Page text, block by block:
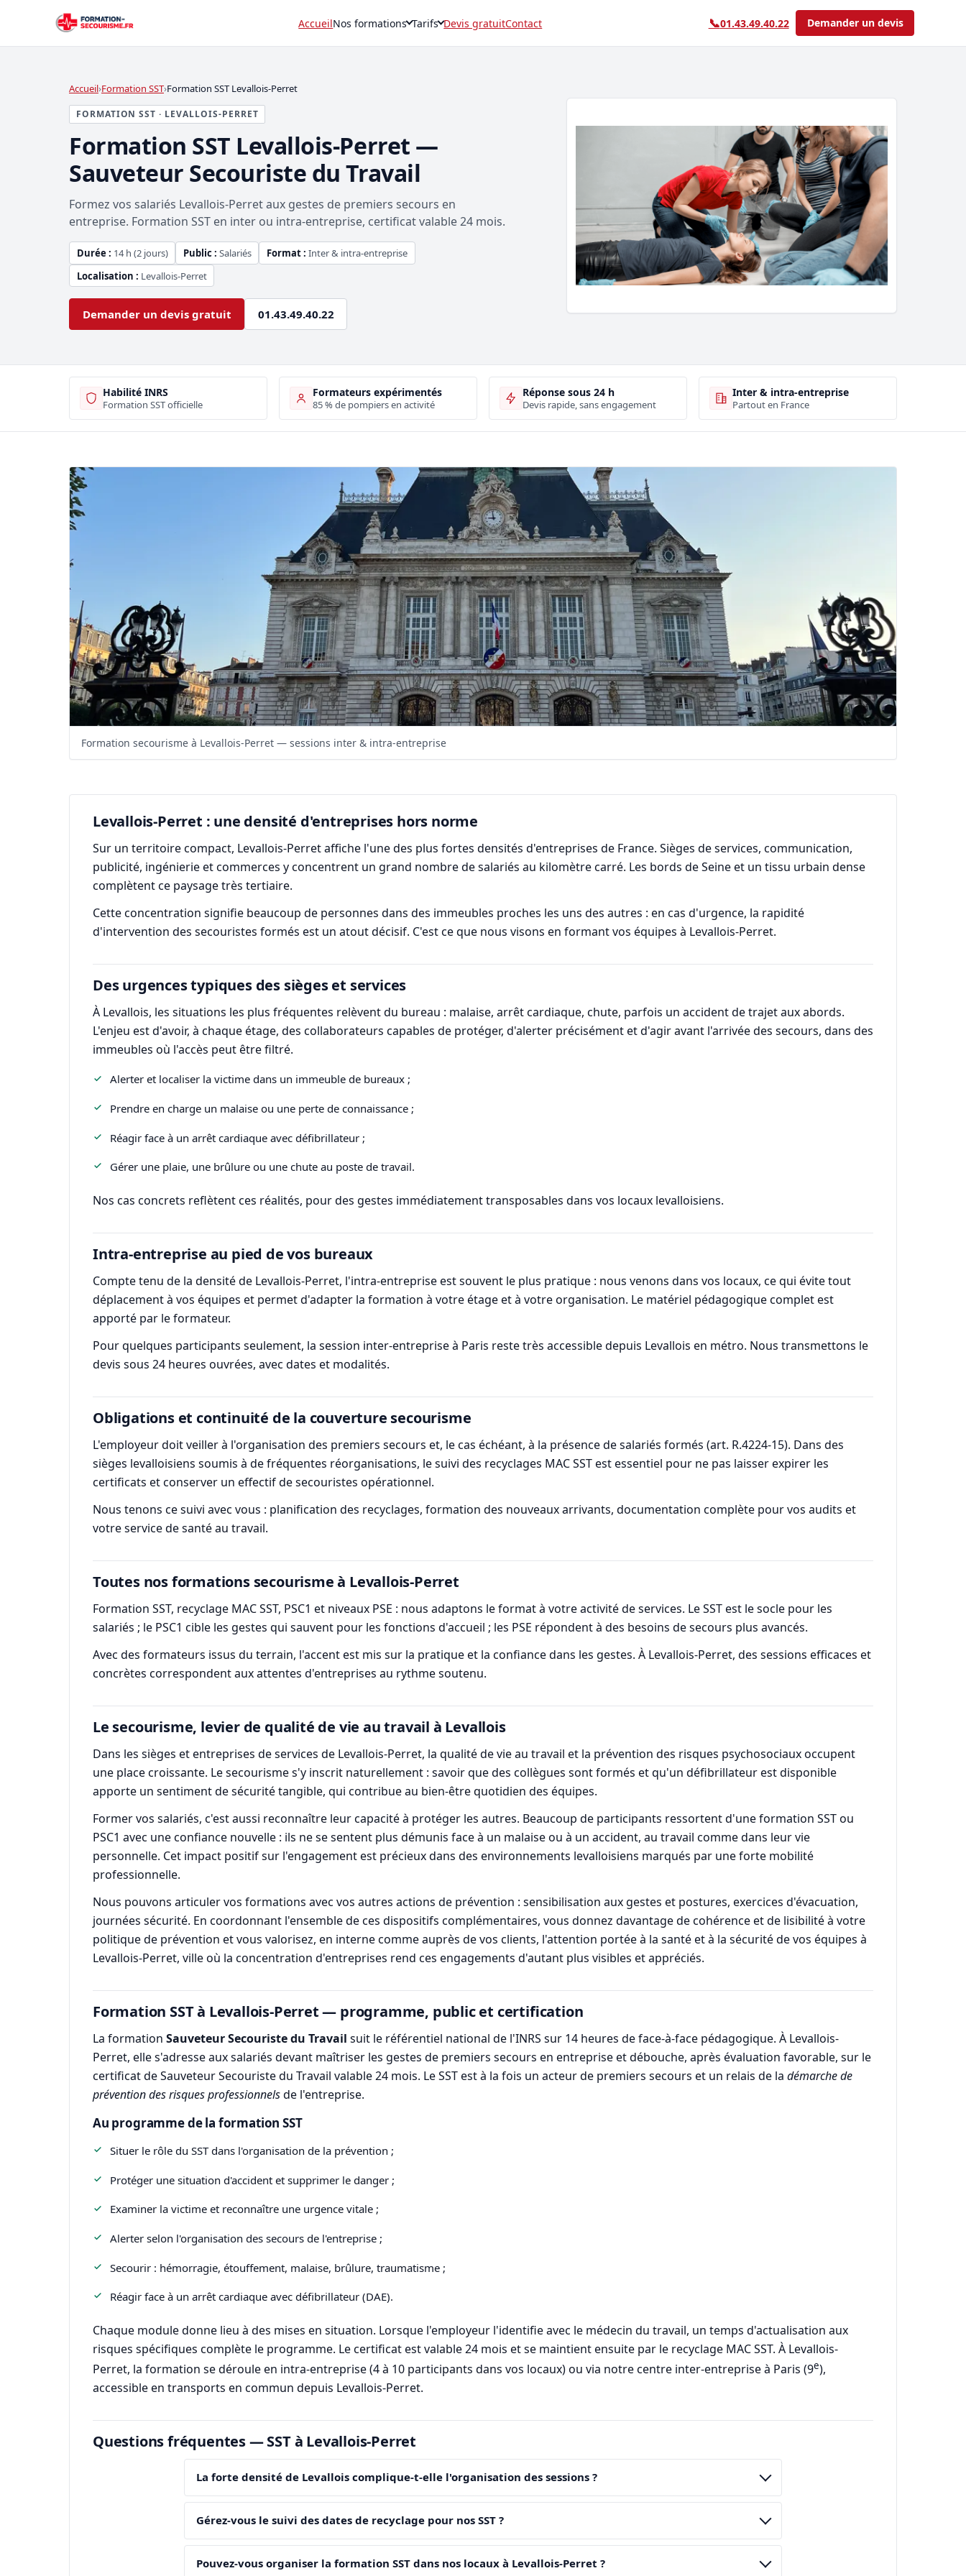
AccueilNos formations Tarifs Devis gratuitContact 📞01.43.49.40.22 Demander un devis
Accueil Formation SST Formation SST Levallois-Perret
FORMATION SST · LEVALLOIS-PERRET
Formation SST Levallois-Perret —
Sauveteur Secouriste du Travail
Formez vos salariés Levallois-Perret aux gestes de premiers secours en
entreprise. Formation SST en inter ou intra-entreprise, certificat valable 24 mois.
Durée : 14 h (2 jours) Public : Salariés Format : Inter & intra-entreprise
Localisation : Levallois-Perret
Demander un devis gratuit 01.43.49.40.22
Habilité INRS
Formation SST officielle
Formateurs expérimentés
85 % de pompiers en activité
Réponse sous 24 h
Devis rapide, sans engagement
Inter & intra-entreprise
Partout en France
Formation secourisme à Levallois-Perret — sessions inter & intra-entreprise
Levallois-Perret : une densité d'entreprises hors norme
Sur un territoire compact, Levallois-Perret affiche l'une des plus fortes densités d'entreprises de France. Sièges de services, communication,
publicité, ingénierie et commerces y concentrent un grand nombre de salariés au kilomètre carré. Les bords de Seine et un tissu urbain dense
complètent ce paysage très tertiaire.
Cette concentration signifie beaucoup de personnes dans des immeubles proches les uns des autres : en cas d'urgence, la rapidité
d'intervention des secouristes formés est un atout décisif. C'est ce que nous visons en formant vos équipes à Levallois-Perret.
Des urgences typiques des sièges et services
À Levallois, les situations les plus fréquentes relèvent du bureau : malaise, arrêt cardiaque, chute, parfois un accident de trajet aux abords.
L'enjeu est d'avoir, à chaque étage, des collaborateurs capables de protéger, d'alerter précisément et d'agir avant l'arrivée des secours, dans des
immeubles où l'accès peut être filtré.
Alerter et localiser la victime dans un immeuble de bureaux ;
Prendre en charge un malaise ou une perte de connaissance ;
Réagir face à un arrêt cardiaque avec défibrillateur ;
Gérer une plaie, une brûlure ou une chute au poste de travail.
Nos cas concrets reflètent ces réalités, pour des gestes immédiatement transposables dans vos locaux levalloisiens.
Intra-entreprise au pied de vos bureaux
Compte tenu de la densité de Levallois-Perret, l'intra-entreprise est souvent le plus pratique : nous venons dans vos locaux, ce qui évite tout
déplacement à vos équipes et permet d'adapter la formation à votre étage et à votre organisation. Le matériel pédagogique complet est
apporté par le formateur.
Pour quelques participants seulement, la session inter-entreprise à Paris reste très accessible depuis Levallois en métro. Nous transmettons le
devis sous 24 heures ouvrées, avec dates et modalités.
Obligations et continuité de la couverture secourisme
L'employeur doit veiller à l'organisation des premiers secours et, le cas échéant, à la présence de salariés formés (art. R.4224-15). Dans des
sièges levalloisiens soumis à de fréquentes réorganisations, le suivi des recyclages MAC SST est essentiel pour ne pas laisser expirer les
certificats et conserver un effectif de secouristes opérationnel.
Nous tenons ce suivi avec vous : planification des recyclages, formation des nouveaux arrivants, documentation complète pour vos audits et
votre service de santé au travail.
Toutes nos formations secourisme à Levallois-Perret
Formation SST, recyclage MAC SST, PSC1 et niveaux PSE : nous adaptons le format à votre activité de services. Le SST est le socle pour les
salariés ; le PSC1 cible les gestes qui sauvent pour les fonctions d'accueil ; les PSE répondent à des besoins de secours plus avancés.
Avec des formateurs issus du terrain, l'accent est mis sur la pratique et la confiance dans les gestes. À Levallois-Perret, des sessions efficaces et
concrètes correspondent aux attentes d'entreprises au rythme soutenu.
Le secourisme, levier de qualité de vie au travail à Levallois
Dans les sièges et entreprises de services de Levallois-Perret, la qualité de vie au travail et la prévention des risques psychosociaux occupent
une place croissante. Le secourisme s'y inscrit naturellement : savoir que des collègues sont formés et qu'un défibrillateur est disponible
apporte un sentiment de sécurité tangible, qui contribue au bien-être quotidien des équipes.
Former vos salariés, c'est aussi reconnaître leur capacité à protéger les autres. Beaucoup de participants ressortent d'une formation SST ou
PSC1 avec une confiance nouvelle : ils ne se sentent plus démunis face à un malaise ou à un accident, au travail comme dans leur vie
personnelle. Cet impact positif sur l'engagement est précieux dans des environnements levalloisiens marqués par une forte mobilité
professionnelle.
Nous pouvons articuler vos formations avec vos autres actions de prévention : sensibilisation aux gestes et postures, exercices d'évacuation,
journées sécurité. En coordonnant l'ensemble de ces dispositifs complémentaires, vous donnez davantage de cohérence et de lisibilité à votre
politique de prévention et vous valorisez, en interne comme auprès de vos clients, l'attention portée à la santé et à la sécurité de vos équipes à
Levallois-Perret, ville où la concentration d'entreprises rend ces engagements d'autant plus visibles et appréciés.
Formation SST à Levallois-Perret — programme, public et certification
La formation Sauveteur Secouriste du Travail suit le référentiel national de l'INRS sur 14 heures de face-à-face pédagogique. À Levallois-
Perret, elle s'adresse aux salariés devant maîtriser les gestes de premiers secours en entreprise et débouche, après évaluation favorable, sur le
certificat de Sauveteur Secouriste du Travail valable 24 mois. Le SST est à la fois un acteur de premiers secours et un relais de la démarche de
prévention des risques professionnelsde l'entreprise.
Au programme de la formation SST
Situer le rôle du SST dans l'organisation de la prévention ;
Protéger une situation d'accident et supprimer le danger ;
Examiner la victime et reconnaître une urgence vitale ;
Alerter selon l'organisation des secours de l'entreprise ;
Secourir : hémorragie, étouffement, malaise, brûlure, traumatisme ;
Réagir face à un arrêt cardiaque avec défibrillateur (DAE).
Chaque module donne lieu à des mises en situation. Lorsque l'employeur l'identifie avec le médecin du travail, un temps d'actualisation aux
risques spécifiques complète le programme. Le certificat est valable 24 mois et se maintient ensuite par le recyclage MAC SST. À Levallois-
Perret, la formation se déroule en intra-entreprise (4 à 10 participants dans vos locaux) ou via notre centre inter-entreprise à Paris (9e),
accessible en transports en commun depuis Levallois-Perret.
Questions fréquentes — SST à Levallois-Perret
La forte densité de Levallois complique-t-elle l'organisation des sessions ?
Gérez-vous le suivi des dates de recyclage pour nos SST ?
Pouvez-vous organiser la formation SST dans nos locaux à Levallois-Perret ?